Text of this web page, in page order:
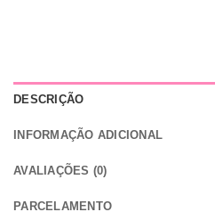
DESCRIÇÃO
INFORMAÇÃO ADICIONAL
AVALIAÇÕES (0)
PARCELAMENTO